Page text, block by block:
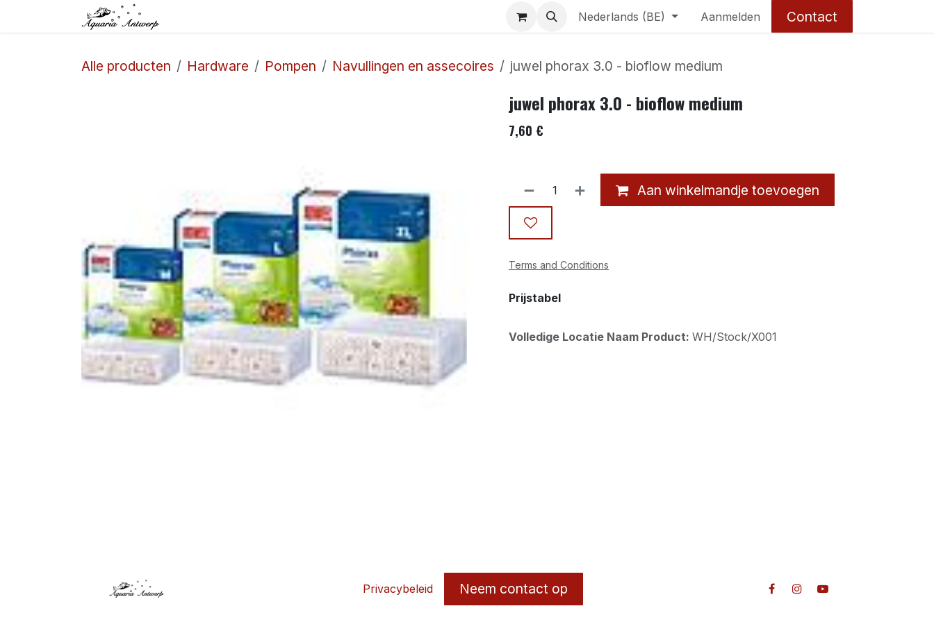
Overslaan naar inhoud Nederlands (BE) Aanmelden Contact
Alle producten Hardware Pompen Navullingen en assecoires juwel phorax 3.0 - bioflow medium
juwel phorax 3.0 - bioflow medium
7,60 €
Aan winkelmandje toevoegen
Terms and Conditions
Prijstabel
Volledige Locatie Naam Product: WH/Stock/X001
Privacybeleid Neem contact op